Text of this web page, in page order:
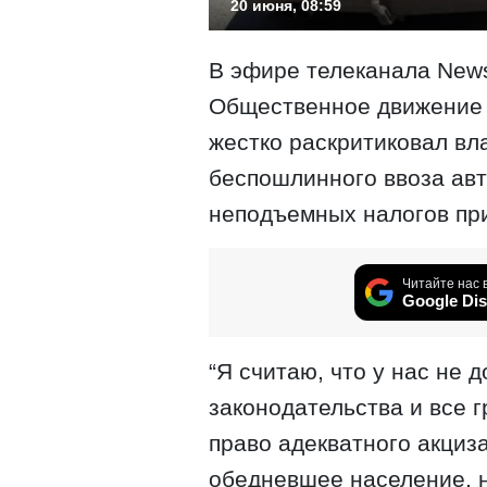
20 июня, 08:59
В эфире телеканала
Общественное движение
жестко раскритиковал
беспошлинного ввоза
неподъемных налогов
Читайте нас
Google
“Я считаю, что у нас не
законодательства и все
право адекватного
обедневшее население,